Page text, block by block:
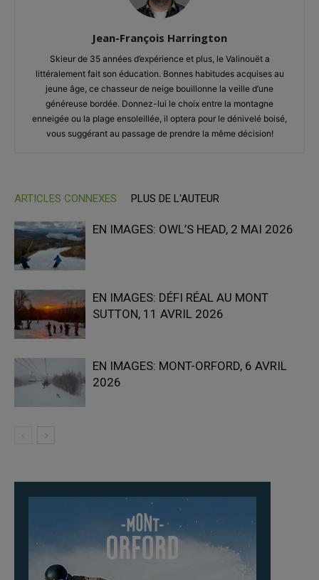
Jean-François Harrington
Skieur de 35 années d’expérience et plus, le Valinouët a
littéralement fait son éducation. Bonnes habitudes acquises au
jeune âge, ce chasseur de neige bouillonne la veille d’une
généreuse bordée. Donnez-lui le choix entre la montagne
enneigée ou la plage ensoleillée, il optera pour le dénivelé boisé,
vous suggérant au passage de prendre la même décision!
ARTICLES CONNEXES PLUS DE L'AUTEUR
EN IMAGES: OWL’S HEAD, 2 MAI 2026
EN IMAGES: DÉFI RÉAL AU MONT
SUTTON, 11 AVRIL 2026
EN IMAGES: MONT-ORFORD, 6 AVRIL
2026